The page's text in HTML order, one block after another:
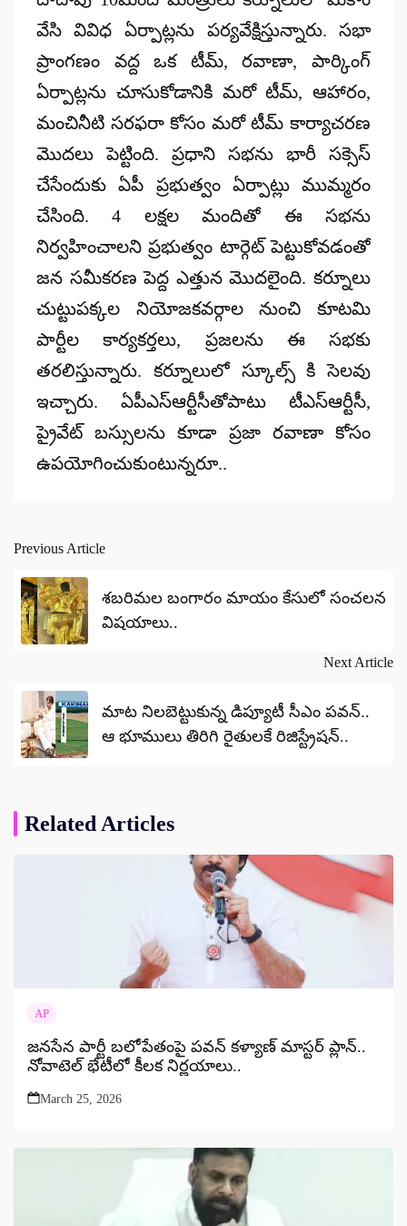
వేసి వివిధ ఏర్పాట్లను పర్యవేక్షిస్తున్నారు. సభా
ప్రాంగణం వద్ద ఒక టీమ్, రవాణా, పార్కింగ్
ఏర్పాట్లను చూసుకోడానికి మరో టీమ్, ఆహారం,
మంచినీటి సరఫరా కోసం మరో టీమ్ కార్యాచరణ
మొదలు పెట్టింది. ప్రధాని సభను భారీ సక్సెస్
చేసేందుకు ఏపీ ప్రభుత్వం ఏర్పాట్లు ముమ్మరం
చేసింది. 4 లక్షల మందితో ఈ సభను
నిర్వహించాలని ప్రభుత్వం టార్గెట్ పెట్టుకోవడంతో
జన సమీకరణ పెద్ద ఎత్తున మొదలైంది. కర్నూలు
చుట్టుపక్కల నియోజకవర్గాల నుంచి కూటమి
పార్టీల కార్యకర్తలు, ప్రజలను ఈ సభకు
తరలిస్తున్నారు. కర్నూలులో స్కూల్స్ కి సెలవు
ఇచ్చారు. ఏపీఎస్ఆర్టీసీతోపాటు టీఎస్ఆర్టీసీ,
ప్రైవేట్ బస్సులను కూడా ప్రజా రవాణా కోసం
ఉపయోగించుకుంటున్నరూ..
Post
navigation
Previous Article
శబరిమల బంగారం మాయం కేసులో సంచలన
విషయాలు..
Next Article
మాట నిలబెట్టుకున్న డిప్యూటీ సీఎం పవన్..
ఆ భూములు తిరిగి రైతులకే రిజిస్ట్రేషన్..
Related Articles
AP
జనసేన పార్టీ బలోపేతంపై పవన్ కళ్యాణ్ మాస్టర్ ప్లాన్..
నోవాటెల్ భేటీలో కీలక నిర్ణయాలు..
March 25, 2026